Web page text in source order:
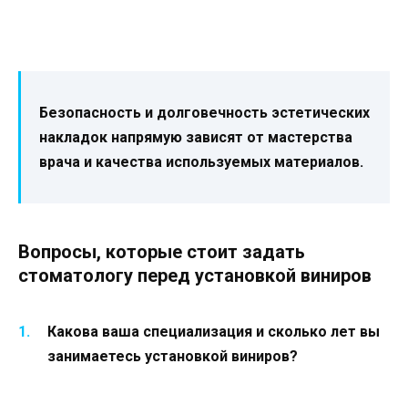
Безопасность и долговечность эстетических
накладок напрямую зависят от мастерства
врача и качества используемых материалов.
Вопросы, которые стоит задать
стоматологу перед установкой виниров
Какова ваша специализация и сколько лет вы
занимаетесь установкой виниров?